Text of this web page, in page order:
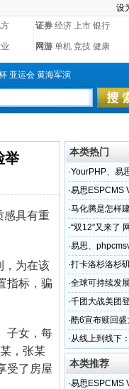
设
证券 经济 上市 银行
网游 单机 竞技 健康
亚运会 黄海军演
举
感具有重
，为在该
指标，骗
子女，每
，张某
受了房屋
本类热门
·YourPHP、易
问题解决方法
·易思ESPCMS
·马化腾是怎样
·“双12”又来了
·易思、
·打卡洛杉洛杉
·全球可持续发
·千团大战美团
·酷6宣布赎回
·从线上到线下
本类推荐
·易思ESPCMS